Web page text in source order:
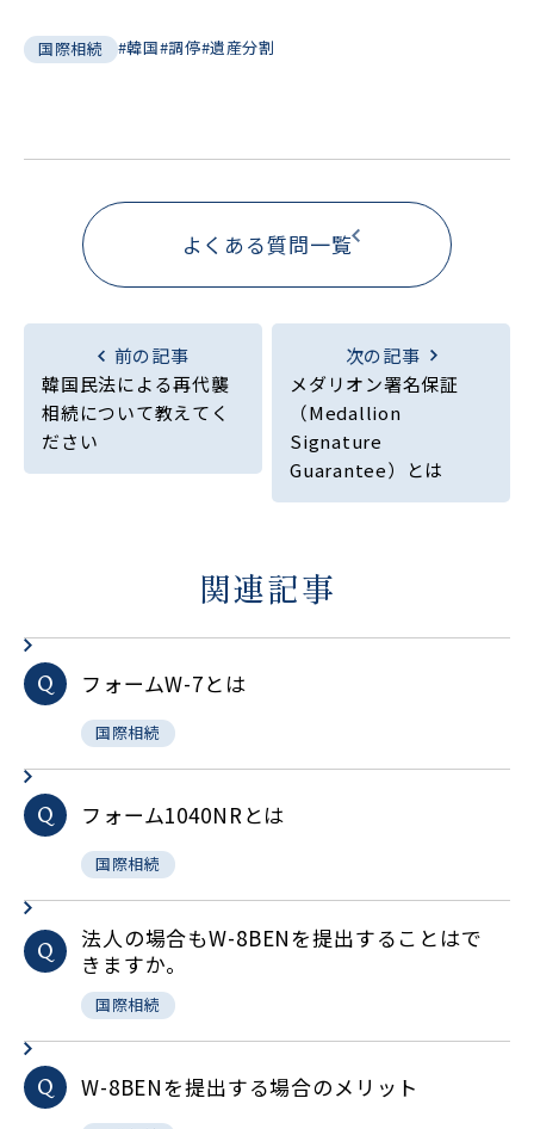
国際相続 #韓国#調停#遺産分割
よくある質問一覧
前の記事
韓国民法による再代襲
相続について教えてく
ださい
次の記事
メダリオン署名保証
（Medallion
Signature
Guarantee）とは
関連記事
Q フォームW-7とは
国際相続
Q フォーム1040NRとは
国際相続
Q
法人の場合もW-8BENを提出することはで
きますか。
国際相続
Q W-8BENを提出する場合のメリット